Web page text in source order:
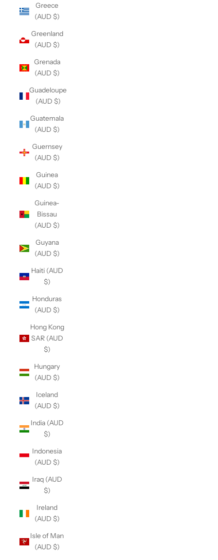
Greece
(AUD $)
Greenland
(AUD $)
Grenada
(AUD $)
Guadeloupe
(AUD $)
Guatemala
(AUD $)
Guernsey
(AUD $)
Guinea
(AUD $)
Guinea-
Bissau
(AUD $)
Guyana
(AUD $)
Haiti (AUD
$)
Honduras
(AUD $)
Hong Kong
SAR (AUD
$)
Hungary
(AUD $)
Iceland
(AUD $)
India (AUD
$)
Indonesia
(AUD $)
Iraq (AUD
$)
Ireland
(AUD $)
Isle of Man
(AUD $)